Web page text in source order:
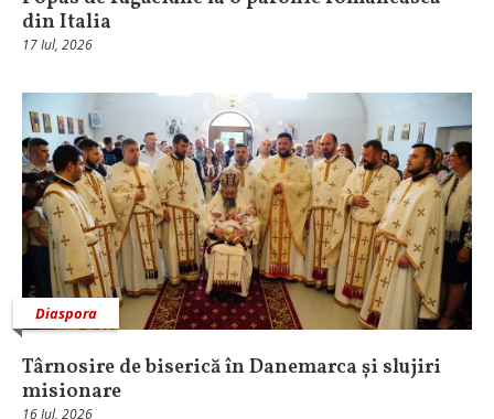
din Italia
17 Iul, 2026
Diaspora
Târnosire de biserică în Danemarca și slujiri
misionare
16 Iul, 2026